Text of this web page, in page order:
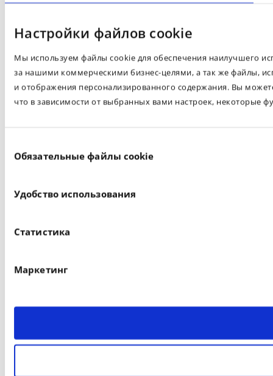
Настройки файлов cookie
Мы используем файлы cookie для обеспечения наилучшего
за нашими коммерческими бизнес-целями, а так же файлы,
и отображения персонализированного содержания. Вы
что в зависимости от выбранных вами настроек, некоторые
согласия
Обязательные файлы cookie
Удобство использования
Статистика
Маркетинг